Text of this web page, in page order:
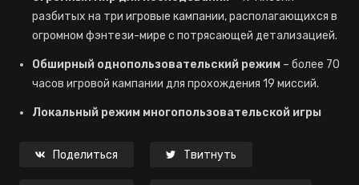
разбитых на три игровые кампании, располагающихся в
огромном фэнтези-мире с потрясающей детализацией.
Обширный однопользовательский режим – более 70
часов игровой кампании для прохождения 19 миссий.
Локальный режим многопользовательской игры
Поделиться Твитнуть